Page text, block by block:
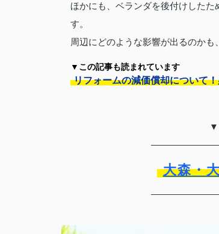
ほかにも、ベランダを後付けした
す。
周辺にどのような影響が出るのかも
▼この記事も読まれています
リフォームの減価償却について
▼
大森・